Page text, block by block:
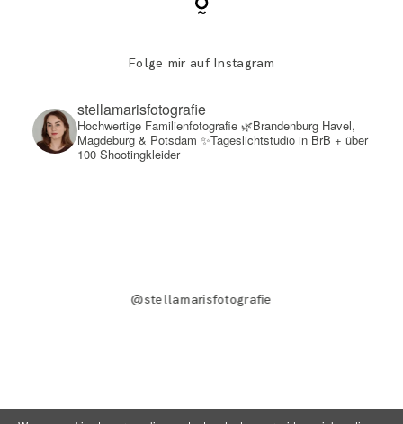
Folge mir auf Instagram
@stellamarisfotografie
stellamarisfotografie
Hochwertige Familienfotografie🌿Brandenburg Havel,
Magdeburg & Potsdam ✨Tageslichtstudio in BrB + über
100 Shootingkleider